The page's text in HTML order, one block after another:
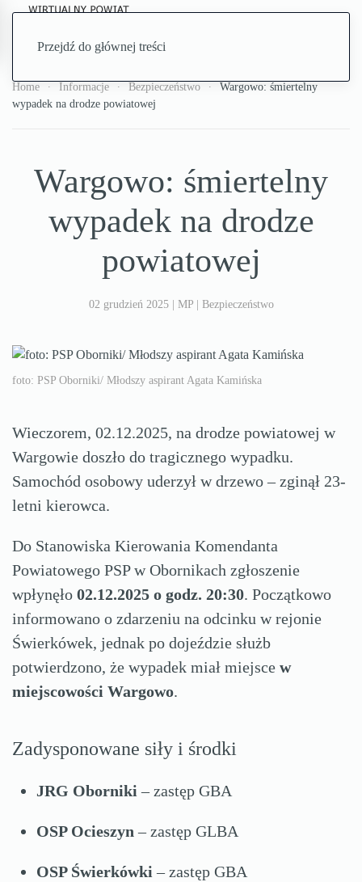
Przejdź do głównej treści
Home Informacje Bezpieczeństwo
Wargowo: śmiertelny
wypadek na drodze powiatowej
Wargowo: śmiertelny
wypadek na drodze
powiatowej
02 grudzień 2025| MP| Bezpieczeństwo
foto: PSP Oborniki/ Młodszy aspirant Agata Kamińska
Wieczorem, 02.12.2025, na drodze powiatowej w
Wargowie doszło do tragicznego wypadku.
Samochód osobowy uderzył w drzewo – zginął 23-
letni kierowca.
Do Stanowiska Kierowania Komendanta
Powiatowego PSP w Obornikach zgłoszenie
wpłynęło 02.12.2025 o godz. 20:30. Początkowo
informowano o zdarzeniu na odcinku w rejonie
Świerkówek, jednak po dojeździe służb
potwierdzono, że wypadek miał miejsce w
miejscowości Wargowo.
Zadysponowane siły i środki
JRG Oborniki – zastęp GBA
OSP Ocieszyn – zastęp GLBA
OSP Świerkówki – zastęp GBA